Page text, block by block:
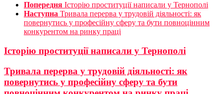
Попередня Історію проституції написали у Тернополі
Наступна Тривала перерва у трудовій діяльності: як
повернутись у професійну сферу та бути повноцінним
конкурентом на ринку праці
Історію проституції написали у Тернополі
Тривала перерва у трудовій діяльності: як
повернутись у професійну сферу та бути